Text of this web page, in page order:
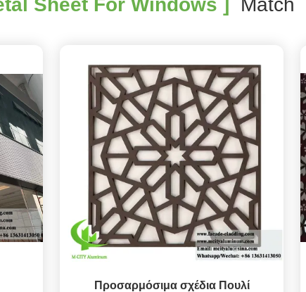
Sheet For Windows ] Match
Προσαρμόσιμα σχέδια Πουλί